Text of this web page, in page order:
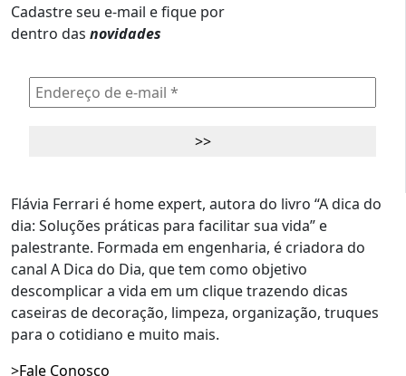
Cadastre seu e-mail e fique por
dentro das novidades
Flávia Ferrari é home expert, autora do livro “A dica do
dia: Soluções práticas para facilitar sua vida” e
palestrante. Formada em engenharia, é criadora do
canal A Dica do Dia, que tem como objetivo
descomplicar a vida em um clique trazendo dicas
caseiras de decoração, limpeza, organização, truques
para o cotidiano e muito mais.
>Fale Conosco